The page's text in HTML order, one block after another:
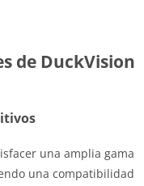
de DuckVision
una amplia gama
una compatibilidad